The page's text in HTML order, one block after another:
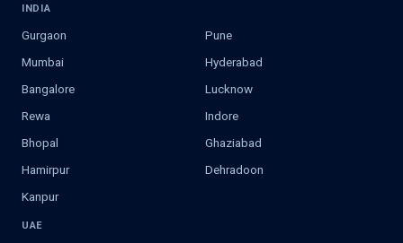
INDIA
Gurgaon
Pune
Mumbai
Hyderabad
Bangalore
Lucknow
Rewa
Indore
Bhopal
Ghaziabad
Hamirpur
Dehradoon
Kanpur
UAE